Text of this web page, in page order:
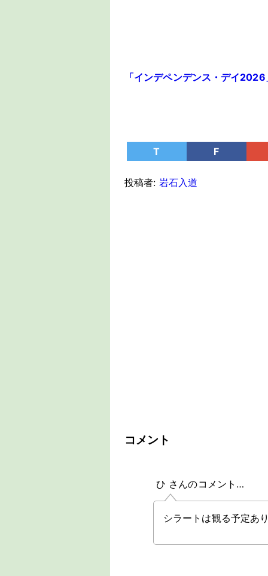
「インデペンデンス・デイ
T F
投稿者: 岩石入道
コメント
ひ さんのコメント…
シラートは観る予定あ